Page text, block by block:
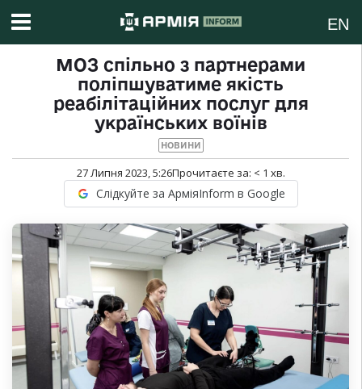
EN
МОЗ спільно з партнерами
поліпшуватиме якість
реабілітаційних послуг для
українських воїнів
НОВИНИ
27 Липня 2023, 5:26Прочитаєте за: < 1 хв.
Слідкуйте за АрміяInform в Google